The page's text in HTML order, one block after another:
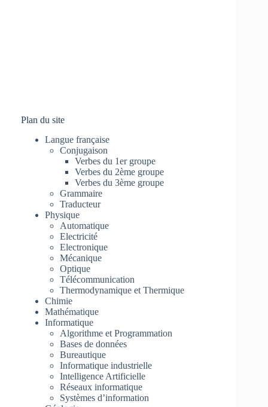
Plan du site
Langue française
Conjugaison
Verbes du 1er groupe
Verbes du 2ème groupe
Verbes du 3ème groupe
Grammaire
Traducteur
Physique
Automatique
Electricité
Electronique
Mécanique
Optique
Télécommunication
Thermodynamique et Thermique
Chimie
Mathématique
Informatique
Algorithme et Programmation
Bases de données
Bureautique
Informatique industrielle
Intelligence Artificielle
Réseaux informatique
Systèmes d’information